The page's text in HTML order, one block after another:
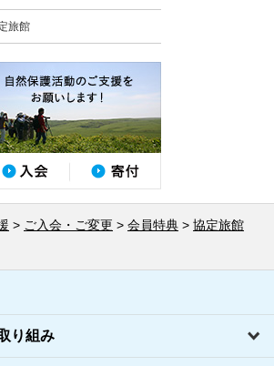
旅館
ご入会・ご変更 会員特典
協定旅館
り組み